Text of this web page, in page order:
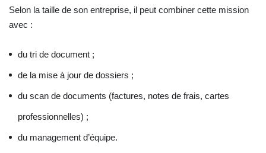
Selon la taille de son entreprise, il peut combiner cette mission
avec :
du tri de document ;
de la mise à jour de dossiers ;
du scan de documents (factures, notes de frais, cartes
professionnelles) ;
du management d’équipe.